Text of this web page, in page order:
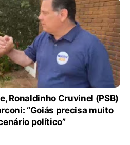
Ronaldinho Cruvinel (PSB)
“Goiás precisa muito
político”